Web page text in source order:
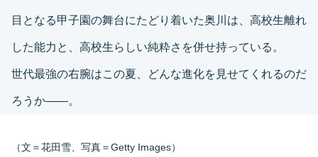
目となる甲子園の舞台にたどり着いた奥川は、高校生離れ
した能力と、高校生らしい純粋さを併せ持っている。
世代最強の右腕はこの夏、どんな進化を見せてくれるのだ
ろうか――。
（文＝花田雪、写真＝Getty Images）